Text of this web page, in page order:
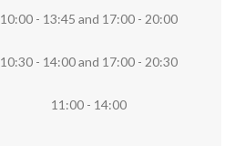
10:00 - 13:45 and 17:00 - 20:00
10:30 - 14:00and 17:00 - 20:30
11:00 - 14:00